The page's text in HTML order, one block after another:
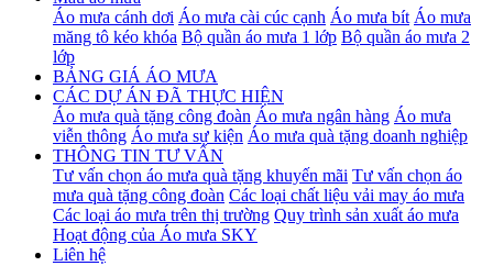
Áo mưa cánh dơi Áo mưa cài cúc cạnh Áo mưa bít Áo mưa
măng tô kéo khóa Bộ quần áo mưa 1 lớp Bộ quần áo mưa 2
lớp
BẢNG GIÁ ÁO MƯA
CÁC DỰ ÁN ĐÃ THỰC HIỆN
Áo mưa quà tặng công đoàn Áo mưa ngân hàng Áo mưa
viễn thông Áo mưa sự kiện Áo mưa quà tặng doanh nghiệp
THÔNG TIN TƯ VẤN
Tư vấn chọn áo mưa quà tặng khuyến mãi Tư vấn chọn áo
mưa quà tặng công đoàn Các loại chất liệu vải may áo mưa
Các loại áo mưa trên thị trường Quy trình sản xuất áo mưa
Hoạt động của Áo mưa SKY
Liên hệ